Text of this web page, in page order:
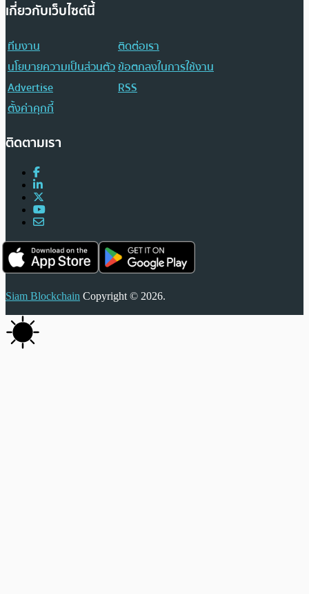
เกี่ยวกับเว็บไซต์นี้
ทีมงาน
ติดต่อเรา
นโยบายความเป็นส่วนตัวข้อตกลงในการใช้งาน
Advertise
RSS
ตั้งค่าคุกกี้
ติดตามเรา
Siam Blockchain Copyright © 2026.